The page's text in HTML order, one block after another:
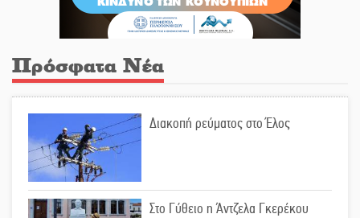
Πρόσφατα Νέα
Διακοπή ρεύματος στο Έλος
Στο Γύθειο η Άντζελα Γκερέκου